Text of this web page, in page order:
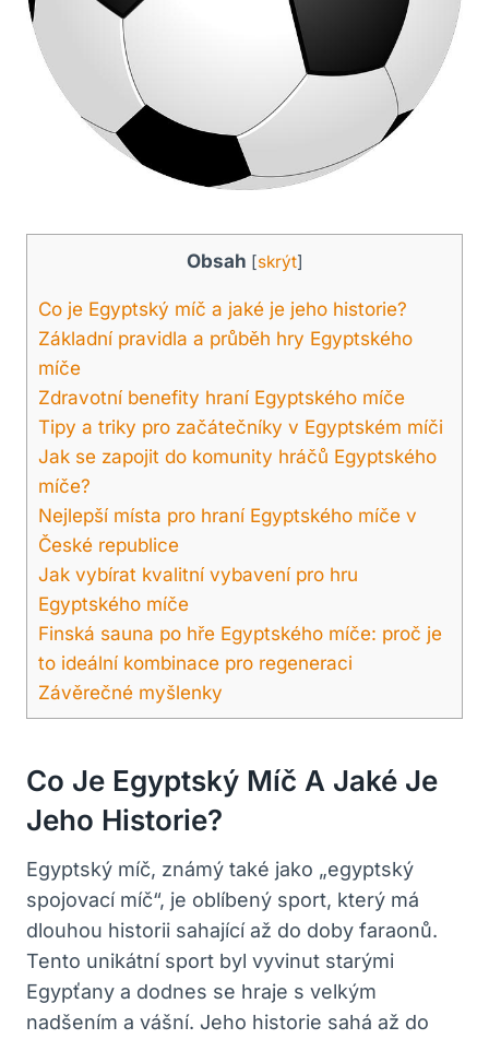
Obsah [skrýt]
Co je Egyptský míč a jaké je jeho historie?
Základní pravidla a průběh hry Egyptského
míče
Zdravotní benefity hraní Egyptského míče
Tipy a triky pro začátečníky v Egyptském míči
Jak se zapojit do komunity hráčů Egyptského
míče?
Nejlepší místa pro hraní Egyptského míče v
České republice
Jak vybírat kvalitní vybavení pro hru
Egyptského míče
Finská sauna po hře Egyptského míče: proč je
to ideální kombinace pro regeneraci
Závěrečné myšlenky
Co Je Egyptský Míč A Jaké Je
Jeho Historie?
Egyptský míč, známý také jako „egyptský
spojovací míč“, je oblíbený sport, který má
dlouhou historii sahající až do doby faraonů.
Tento unikátní sport byl vyvinut starými
Egypťany a dodnes se hraje s velkým
nadšením a vášní. Jeho historie sahá až do